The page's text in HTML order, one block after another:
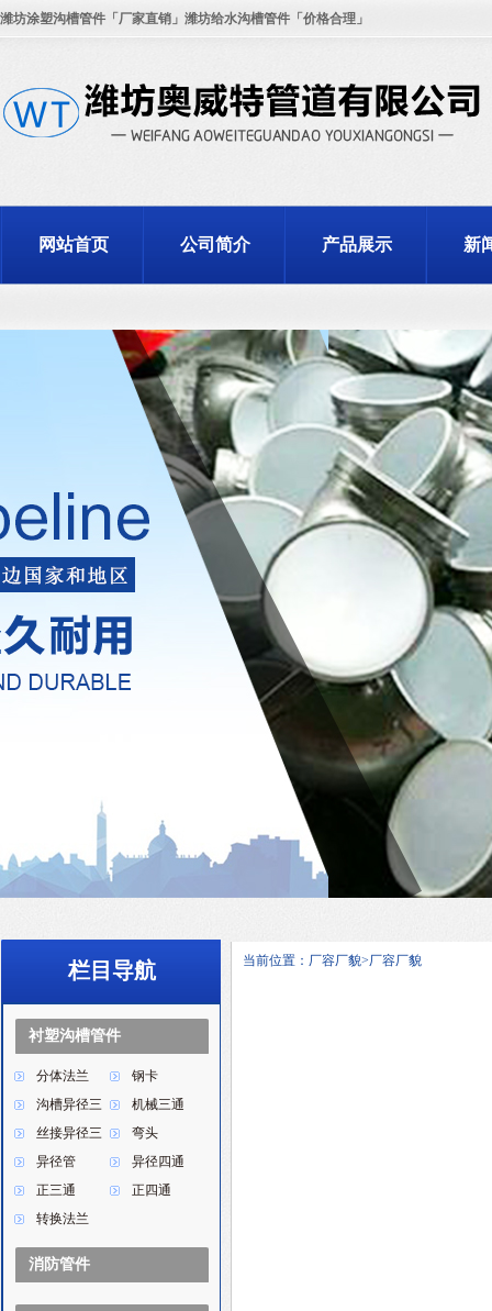
潍坊涂塑沟槽管件「厂家直销」潍坊给水沟槽管件「价格合理」
网站首页 公司简介 产品展示 新
栏目导航
衬塑沟槽管件
分体法兰
钢卡
沟槽异径三
通
机械三通
丝接异径三
通
弯头
异径管
异径四通
正三通
正四通
转换法兰
消防管件
当前位置：厂容厂貌>厂容厂貌